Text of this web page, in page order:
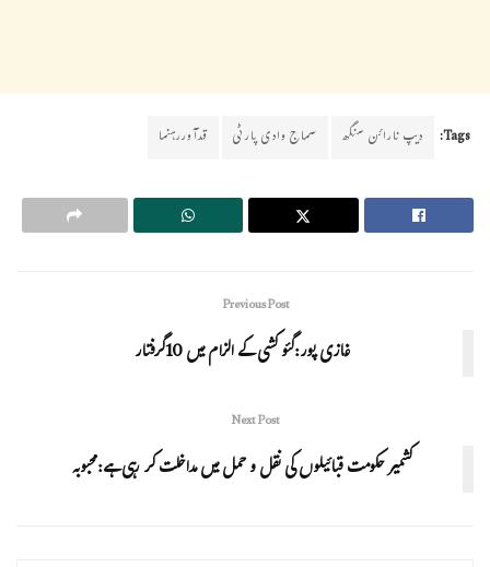
Tags: دیپ نارائن سنگھ سماج وادی پارٹی قدآوررہنما
Previous Post
غازی پور:گئو کشی کے الزام میں 10گرفتار
Next Post
کشمیر حکومت قبائیلوں کی نقل و حمل میں مداخلت کر رہی ہے:محبوبہ